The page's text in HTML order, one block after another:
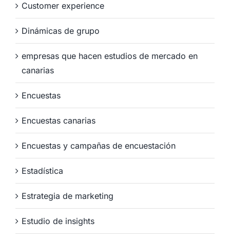
Customer experience
Dinámicas de grupo
empresas que hacen estudios de mercado en
canarias
Encuestas
Encuestas canarias
Encuestas y campañas de encuestación
Estadística
Estrategia de marketing
Estudio de insights